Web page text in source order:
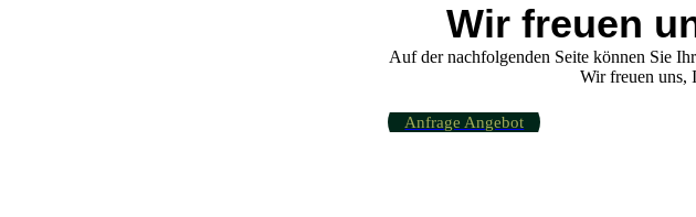
Wir freuen
Auf der nachfolgenden Seite können Sie
Wir freuen uns,
Anfrage Angebot